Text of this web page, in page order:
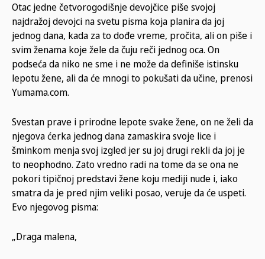
Otac jedne četvorogodišnje devojčice piše svojoj
najdražoj devojci na svetu pisma koja planira da joj
jednog dana, kada za to dođe vreme, pročita, ali on piše i
svim ženama koje žele da čuju reči jednog oca. On
podseća da niko ne sme i ne može da definiše istinsku
lepotu žene, ali da će mnogi to pokušati da učine, prenosi
Yumama.com.
Svestan prave i prirodne lepote svake žene, on ne želi da
njegova ćerka jednog dana zamaskira svoje lice i
šminkom menja svoj izgled jer su joj drugi rekli da joj je
to neophodno. Zato vredno radi na tome da se ona ne
pokori tipičnoj predstavi žene koju mediji nude i, iako
smatra da je pred njim veliki posao, veruje da će uspeti.
Evo njegovog pisma:
„Draga malena,